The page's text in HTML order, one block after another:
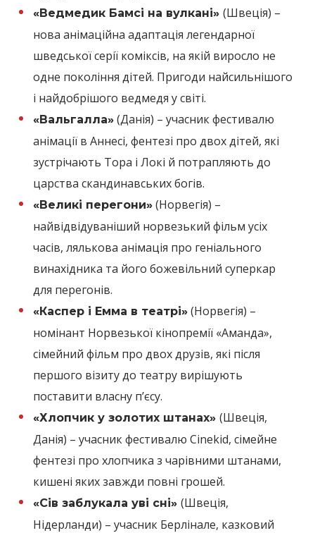
«Ведмедик Бамсі на вулкані» (Швеція) –
нова анімаційна адаптація легендарної
шведської серії коміксів, на якій виросло не
одне покоління дітей. Пригоди найсильнішого
і найдобрішого ведмедя у світі.
«Вальгалла» (Данія) – учасник фестивалю
анімації в Аннесі, фентезі про двох дітей, які
зустрічають Тора і Локі й потрапляють до
царства скандинавських богів.
«Великі перегони» (Норвегія) –
найвідвідуваніший норвезький фільм усіх
часів, лялькова анімація про геніального
винахідника та його божевільний суперкар
для перегонів.
«Каспер і Емма в театрі» (Норвегія) –
номінант Норвезької кінопремії «Аманда»,
сімейний фільм про двох друзів, які після
першого візиту до театру вирішують
поставити власну п’єсу.
«Хлопчик у золотих штанах» (Швеція,
Данія) – учасник фестивалю Cinekid, сімейне
фентезі про хлопчика з чарівними штанами,
кишені яких завжди повні грошей.
«Сів заблукала уві сні» (Швеція,
Нідерланди) – учасник Берлінале, казковий